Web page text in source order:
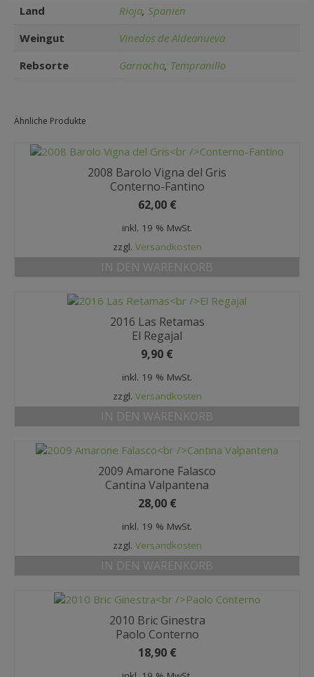
Land Rioja, Spanien
Weingut
Vinedos de Aldeanueva
Rebsorte
Garnacha, Tempranillo
Ähnliche Produkte
2008 Barolo Vigna del Gris
Conterno-Fantino
62,00 €
inkl. 19 % MwSt.
zzgl. Versandkosten
IN DEN WARENKORB
2016 Las Retamas
El Regajal
9,90 €
inkl. 19 % MwSt.
zzgl. Versandkosten
IN DEN WARENKORB
2009 Amarone Falasco
Cantina Valpantena
28,00 €
inkl. 19 % MwSt.
zzgl. Versandkosten
IN DEN WARENKORB
2010 Bric Ginestra
Paolo Conterno
18,90 €